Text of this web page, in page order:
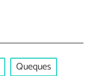
Queques